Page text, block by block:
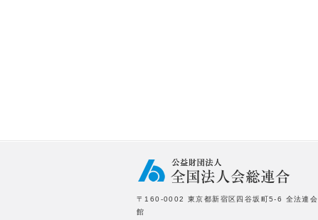
〒160-0002 東京都新宿区四谷坂町5-6 全法連会
館